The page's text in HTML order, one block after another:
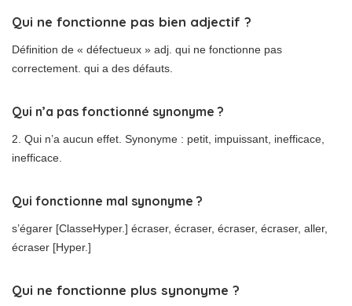
Qui ne fonctionne pas bien adjectif ?
Définition de « défectueux » adj. qui ne fonctionne pas
correctement. qui a des défauts.
Qui n’a pas fonctionné synonyme ?
2. Qui n’a aucun effet. Synonyme : petit, impuissant, inefficace,
inefficace.
Qui fonctionne mal synonyme ?
s’égarer [ClasseHyper.] écraser, écraser, écraser, écraser, aller,
écraser [Hyper.]
Qui ne fonctionne plus synonyme ?